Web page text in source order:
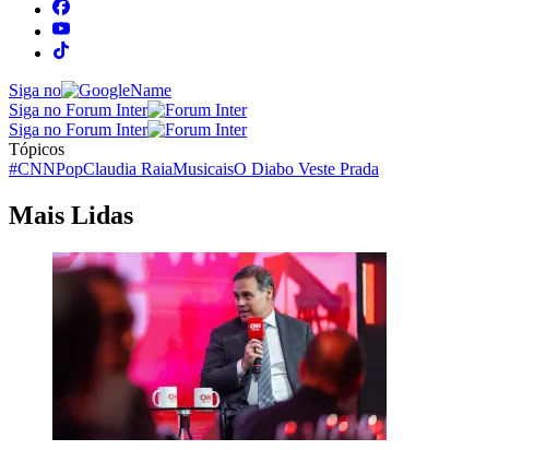
Siga no
Siga no Forum Inter
Siga no Forum Inter
Tópicos
#CNNPopClaudia RaiaMusicaisO Diabo Veste Prada
Mais Lidas